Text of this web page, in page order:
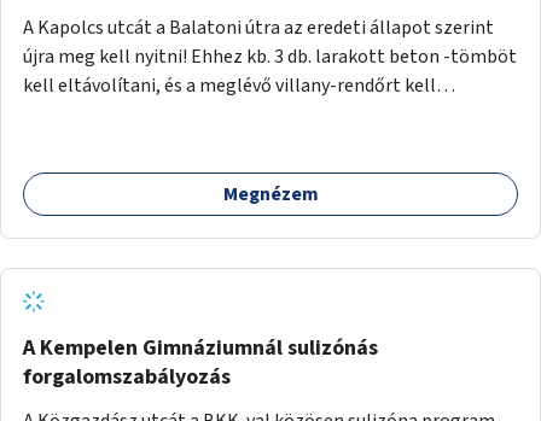
A Kapolcs utcát a Balatoni útra az eredeti állapot szerint
újra meg kell nyitni! Ehhez kb. 3 db. larakott beton -tömböt
kell eltávolítani, és a meglévő villany-rendőrt kell
lakásban élőknek, hogy a személyautójukkal
biztonságosan és egyszerűbben közlekedhessenek. A
Megnézem
A Kempelen Gimnáziumnál sulizónás
forgalomszabályozás